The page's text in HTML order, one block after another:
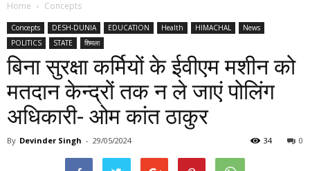
Home Concepts
Concepts DESH-DUNIA EDUCATION Health HIMACHAL
News
POLITICS
STATE शिमला
बिना सुरक्षा कर्मियों के ईवीएम मशीन को
मतदान केन्द्रों तक न ले जाएं पोलिंग
अधिकारी- ओम कांत ठाकुर
By Devinder Singh - 29/05/2024 0
34